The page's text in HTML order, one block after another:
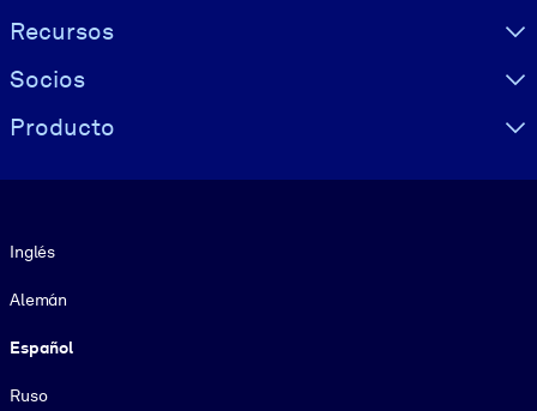
Recursos
Socios
Producto
Inglés
Alemán
Español
Ruso